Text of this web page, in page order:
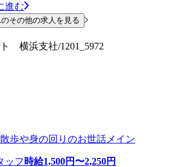
進む
その他の求人を見る
横浜支社/1201_5972
歩や身の回りのお世話メイン
ッフ 時給1,500円〜2,250円